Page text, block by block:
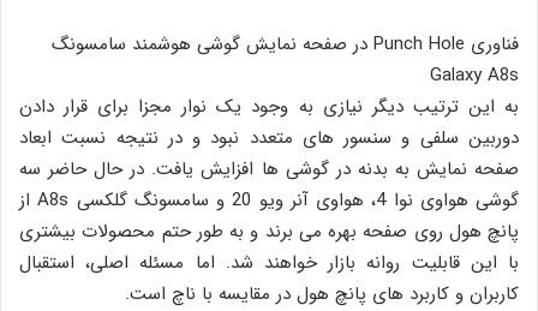
فناوری Punch Hole در صفحه نمایش گوشی هوشمند سامسونگ
Galaxy A8s
به این ترتیب دیگر نیازی به وجود یک نوار مجزا برای قرار دادن
دوربین سلفی و سنسور های متعدد نبود و در نتیجه نسبت ابعاد
صفحه نمایش به بدنه در گوشی ها افزایش یافت. در حال حاضر سه
گوشی هواوی نوا 4، هواوی آنر ویو 20 و سامسونگ گلکسی A8s از
پانچ هول روی صفحه بهره می برند و به طور حتم محصولات بیشتری
با این قابلیت روانه بازار خواهند شد. اما مسئله اصلی، استقبال
کاربران و کاربرد های پانچ هول در مقایسه با ناچ است.